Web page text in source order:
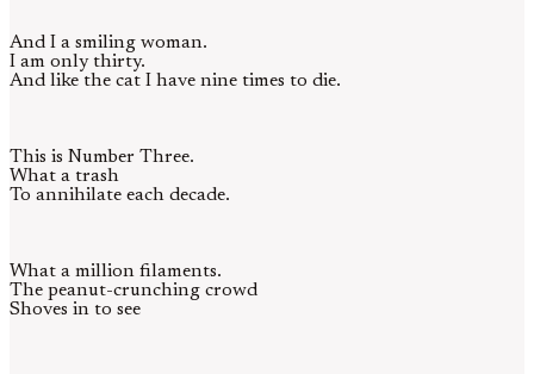
And I a smiling woman.
I am only thirty.
And like the cat I have nine times to die.
This is Number Three.
What a trash
To annihilate each decade.
What a million filaments.
The peanut-crunching crowd
Shoves in to see